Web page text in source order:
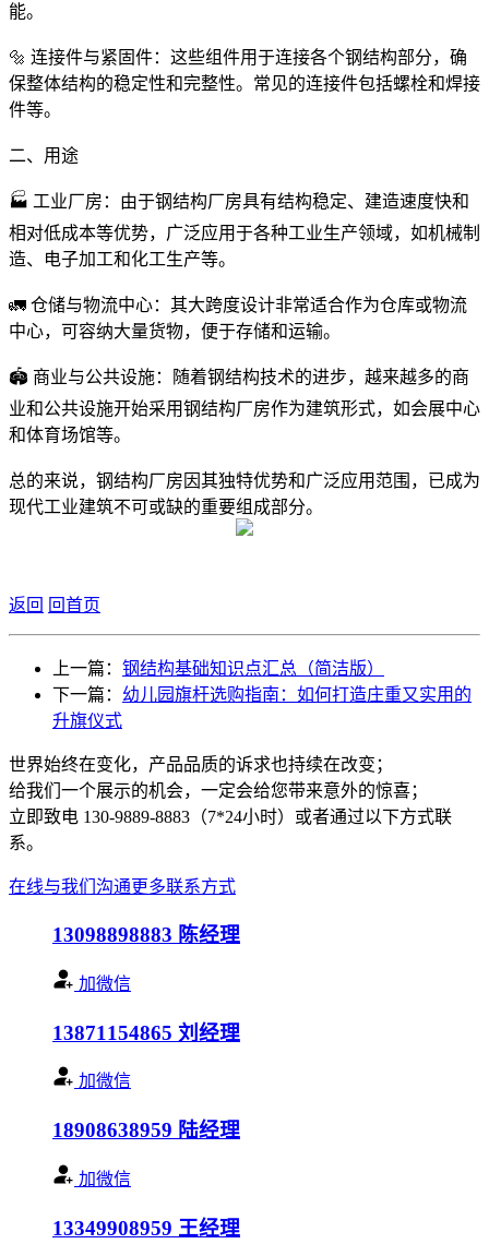
能。
🔩 连接件与紧固件：这些组件用于连接各个钢结构部分，确
保整体结构的稳定性和完整性。常见的连接件包括螺栓和焊接
件等。
二、用途
🏭 工业厂房：由于钢结构厂房具有结构稳定、建造速度快和
相对低成本等优势，广泛应用于各种工业生产领域，如机械制
造、电子加工和化工生产等。
🚛 仓储与物流中心：其大跨度设计非常适合作为仓库或物流
中心，可容纳大量货物，便于存储和运输。
🏟️ 商业与公共设施：随着钢结构技术的进步，越来越多的商
业和公共设施开始采用钢结构厂房作为建筑形式，如会展中心
和体育场馆等。
总的来说，钢结构厂房因其独特优势和广泛应用范围，已成为
现代工业建筑不可或缺的重要组成部分。
返回 回首页
上一篇： 钢结构基础知识点汇总（简洁版）
下一篇： 幼儿园旗杆选购指南：如何打造庄重又实用的
升旗仪式
世界始终在变化，产品品质的诉求也持续在改变；
给我们一个展示的机会，一定会给您带来意外的惊喜；
立即致电 130-9889-8883（7*24小时）或者通过以下方式联
系。
在线与我们沟通更多联系方式
13098898883 陈经理
加微信
13871154865 刘经理
加微信
18908638959 陆经理
加微信
13349908959 王经理